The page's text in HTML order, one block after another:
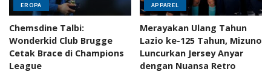
EROPA
Chemsdine Talbi:
Wonderkid Club Brugge
Cetak Brace di Champions
League
APPAREL
Merayakan Ulang Tahun
Lazio ke-125 Tahun, Mizuno
Luncurkan Jersey Anyar
dengan Nuansa Retro